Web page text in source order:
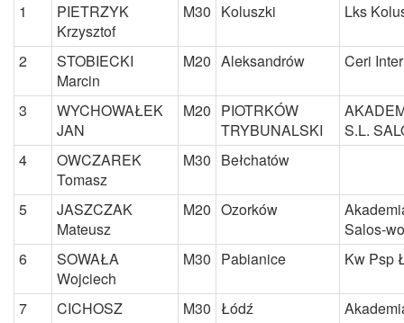
1
PIETRZYK
Krzysztof
M30 Koluszki Lks
2
STOBIECKI
Marcin
M20 Aleksandrów Ceri
3
WYCHOWAŁEK
JAN
M20 PIOTRKÓW
TRYBUNALSKI
S.L.
4
OWCZAREK
Tomasz
M30 Bełchatów
5
JASZCZAK
Mateusz
M20 Ozorków
Salos-
6
SOWAŁA
Wojciech
M30 Pabianice Kw Psp
7
CICHOSZ
M30 Łódź